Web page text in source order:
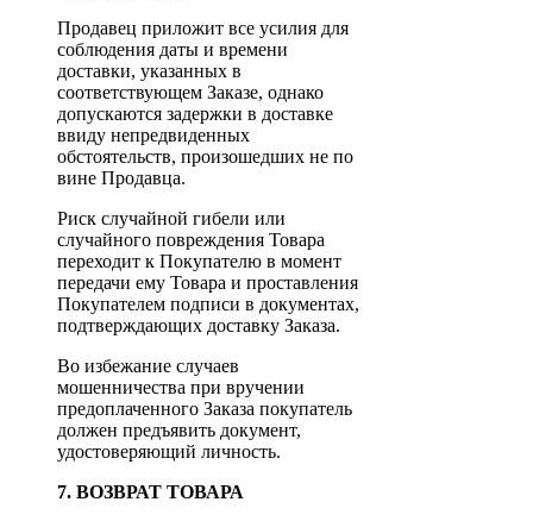
Продавец приложит все усилия для
соблюдения даты и времени
доставки, указанных в
соответствующем Заказе, однако
допускаются задержки в доставке
ввиду непредвиденных
обстоятельств, произошедших не по
вине Продавца.
Риск случайной гибели или
случайного повреждения Товара
переходит к Покупателю в момент
передачи ему Товара и проставления
Покупателем подписи в документах,
подтверждающих доставку Заказа.
Во избежание случаев
мошенничества при вручении
предоплаченного Заказа покупатель
должен предъявить документ,
удостоверяющий личность.
7. ВОЗВРАТ ТОВАРА